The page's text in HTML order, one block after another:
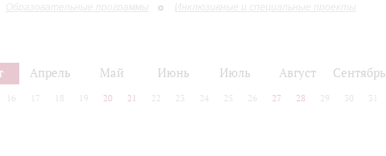
Образовательные программы Инклюзивные и специальные проекты
Апрель Май Июнь Июль Август Сентябрь
16 17 18 19 20 21 22 23 24 25 26 27 28 29 30 31